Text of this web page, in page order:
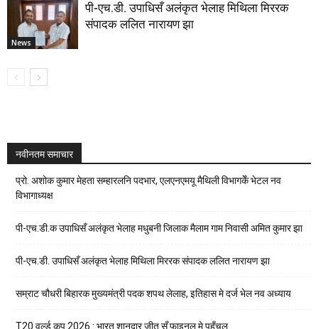
News
पी-एच.डी. उपाधिसँ अलंकृत भेलाह मिथिला मिररक
संपादक ललित नारायण झा
नवीनतम समाचार
प्रो. अशोक कुमार मेहता सम्हारलनि पदभार, एलएनएमयू मैथिली विभागकेँ भेटल नव
विभागाध्यक्ष
पी-एच.डी.क उपाधिसँ अलंकृत भेलाह मधुबनी जिलाक मैलाम गाम निवासी अमित कुमार झा
पी-एच.डी. उपाधिसँ अलंकृत भेलाह मिथिला मिररक संपादक ललित नारायण झा
सम्राट चौधरी बिहारक मुख्यमंत्री पदक शपथ लेलाह, इतिहास मे दर्ज भेल नव अध्याय
T20 वर्ल्ड कप 2026 : भारत शानदार जीत सँ फाइनल मे पहुँचल